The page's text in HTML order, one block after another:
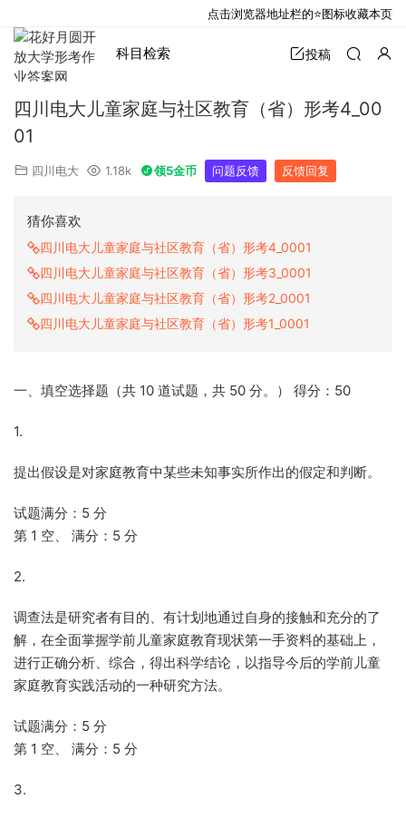
科目检索 投稿
四川电大儿童家庭与社区教育（省）形考4_00
01
四川电大 1.18k 领5金币 问题反馈 反馈回复
猜你喜欢
四川电大儿童家庭与社区教育（省）形考4_0001
四川电大儿童家庭与社区教育（省）形考3_0001
四川电大儿童家庭与社区教育（省）形考2_0001
四川电大儿童家庭与社区教育（省）形考1_0001
一、填空选择题（共 10 道试题，共 50 分。） 得分：50
1.
提出假设是对家庭教育中某些未知事实所作出的假定和判断。
试题满分：5 分
第 1 空、 满分：5 分
2.
调查法是研究者有目的、有计划地通过自身的接触和充分的了
解，在全面掌握学前儿童家庭教育现状第一手资料的基础上，
进行正确分析、综合，得出科学结论，以指导今后的学前儿童
家庭教育实践活动的一种研究方法。
试题满分：5 分
第 1 空、 满分：5 分
3.
点击浏览器地址栏的⭐图标收藏本页